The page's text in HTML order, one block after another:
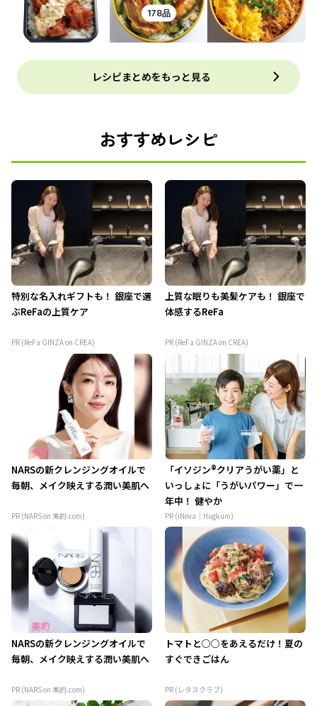
178品
レシピまとめをもっと見る
おすすめレシピ
特別な名入れギフトも！ 銀座で選
ぶReFaの上質ケア
PR (ReFa GINZA on CREA)
上質な眠りも美髪ケアも！ 銀座で
体感するReFa
PR (ReFa GINZA on CREA)
NARSの新クレンジングオイルで
毎朝、メイク映えする潤い美肌へ
PR (NARS on 美的.com)
「イソジン®クリアうがい薬」と
いっしょに「うがいパワー」で一
年中！ 健やか
PR (iNova｜Hugkum)
NARSの新クレンジングオイルで
毎朝、メイク映えする潤い美肌へ
PR (NARS on 美的.com)
トマトと○○をあえるだけ！夏の
すぐできごはん
PR (レタスクラブ)